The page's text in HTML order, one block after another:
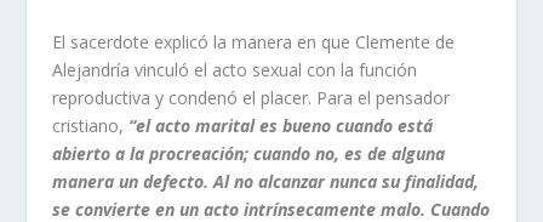
El sacerdote explicó la manera en que Clemente de
Alejandría vinculó el acto sexual con la función
reproductiva y condenó el placer. Para el pensador
cristiano, “el acto marital es bueno cuando está
abierto a la procreación; cuando no, es de alguna
manera un defecto. Al no alcanzar nunca su finalidad,
se convierte en un acto intrínsecamente malo. Cuando